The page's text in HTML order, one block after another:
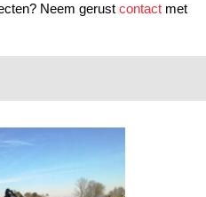
Neem gerust contact met